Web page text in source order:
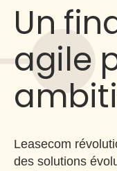
Un
agile
Leasecom
des solutions